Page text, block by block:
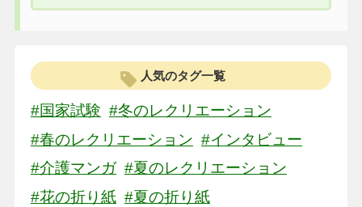
人気のタグ一覧
#国家試験 #冬のレクリエーション
#春のレクリエーション #インタビュー
#介護マンガ #夏のレクリエーション
#花の折り紙 #夏の折り紙